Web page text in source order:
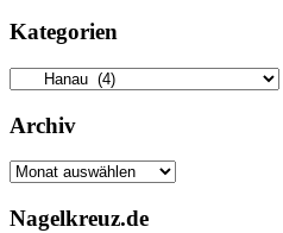
Kategorien
Kategorien
Archiv
Archiv
Nagelkreuz.de